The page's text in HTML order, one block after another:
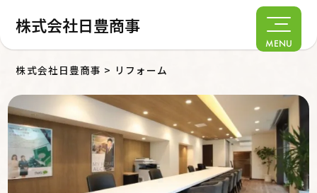
株式会社日豊商事
MENU
株式会社日豊商事 > リフォーム